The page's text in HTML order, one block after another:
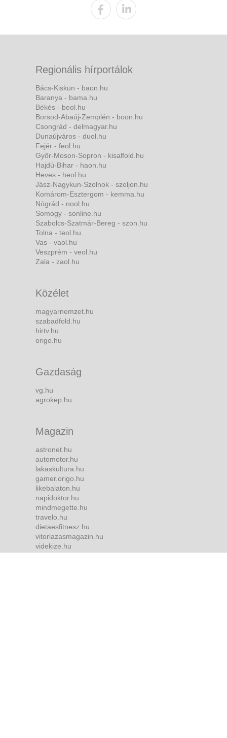
Regionális hírportálok
Bács-Kiskun - baon.hu
Baranya - bama.hu
Békés - beol.hu
Borsod-Abaúj-Zemplén - boon.hu
Csongrád - delmagyar.hu
Dunaújváros - duol.hu
Fejér - feol.hu
Győr-Moson-Sopron - kisalfold.hu
Hajdú-Bihar - haon.hu
Heves - heol.hu
Jász-Nagykun-Szolnok - szoljon.hu
Komárom-Esztergom - kemma.hu
Nógrád - nool.hu
Somogy - sonline.hu
Szabolcs-Szatmár-Bereg - szon.hu
Tolna - teol.hu
Vas - vaol.hu
Veszprém - veol.hu
Zala - zaol.hu
Közélet
magyarnemzet.hu
szabadfold.hu
hirtv.hu
origo.hu
Gazdaság
vg.hu
agrokep.hu
Magazin
astronet.hu
automotor.hu
lakaskultura.hu
gamer.origo.hu
likebalaton.hu
napidoktor.hu
mindmegette.hu
travelo.hu
dietaesfitnesz.hu
vitorlazasmagazin.hu
videkize.hu